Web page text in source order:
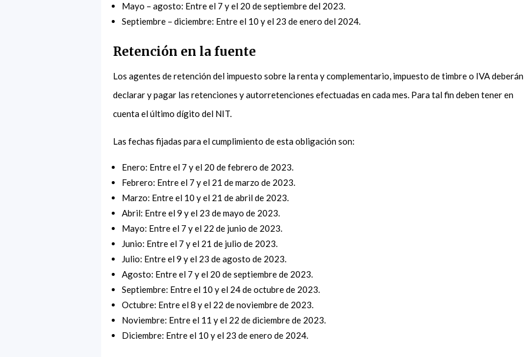
Mayo – agosto: Entre el 7 y el 20 de septiembre del 2023.
Septiembre – diciembre: Entre el 10 y el 23 de enero del 2024.
Retención en la fuente
Los agentes de retención del impuesto sobre la renta y complementario, impuesto de timbre o IVA deberán
declarar y pagar las retenciones y autorretenciones efectuadas en cada mes. Para tal fin deben tener en
cuenta el último dígito del NIT.
Las fechas fijadas para el cumplimiento de esta obligación son:
Enero: Entre el 7 y el 20 de febrero de 2023.
Febrero: Entre el 7 y el 21 de marzo de 2023.
Marzo: Entre el 10 y el 21 de abril de 2023.
Abril: Entre el 9 y el 23 de mayo de 2023.
Mayo: Entre el 7 y el 22 de junio de 2023.
Junio: Entre el 7 y el 21 de julio de 2023.
Julio: Entre el 9 y el 23 de agosto de 2023.
Agosto: Entre el 7 y el 20 de septiembre de 2023.
Septiembre: Entre el 10 y el 24 de octubre de 2023.
Octubre: Entre el 8 y el 22 de noviembre de 2023.
Noviembre: Entre el 11 y el 22 de diciembre de 2023.
Diciembre: Entre el 10 y el 23 de enero de 2024.